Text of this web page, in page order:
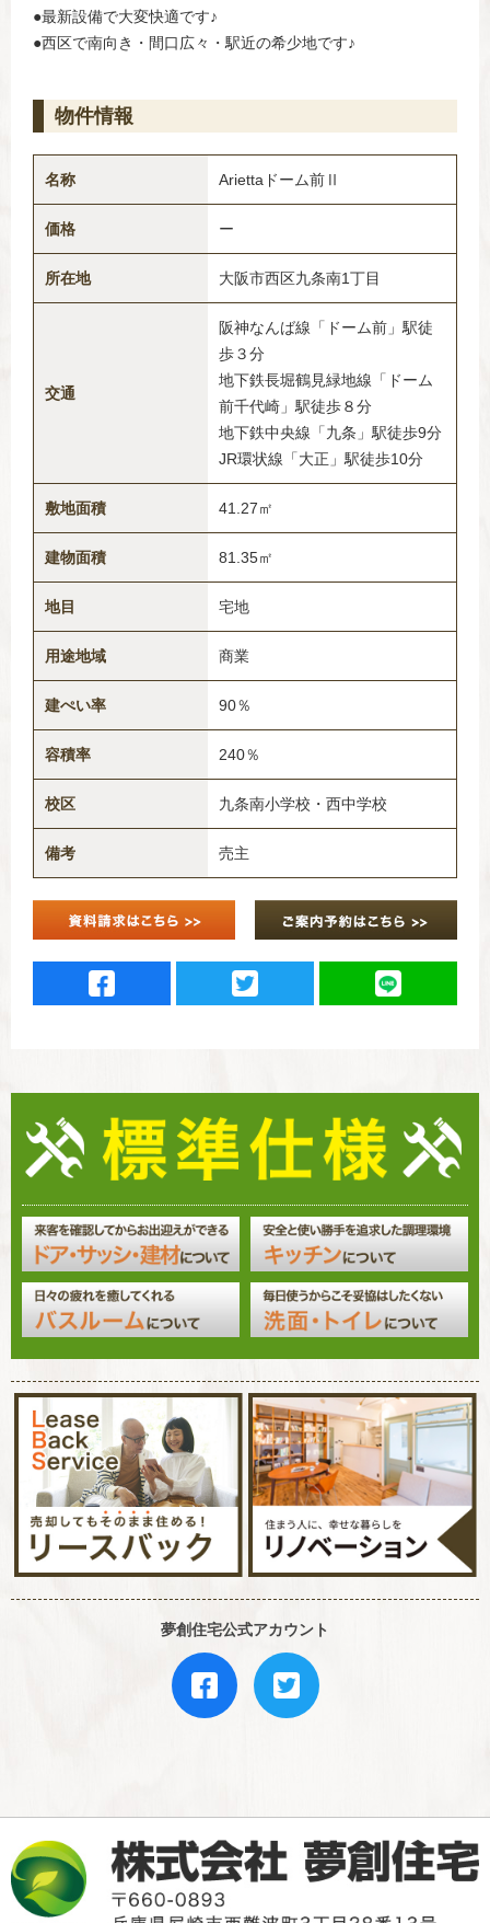
●最新設備で大変快適です♪
●西区で南向き・間口広々・駅近の希少地です♪
物件情報
名称 Ariettaドーム前Ⅱ
価格 ー
所在地 大阪市西区九条南1丁目
交通
阪神なんば線「ドーム前」駅徒
歩３分
地下鉄長堀鶴見緑地線「ドーム
前千代崎」駅徒歩８分
地下鉄中央線「九条」駅徒歩9分
JR環状線「大正」駅徒歩10分
敷地面積 41.27㎡
建物面積 81.35㎡
地目 宅地
用途地域 商業
建ぺい率 90％
容積率 240％
校区 九条南小学校・西中学校
備考 売主
夢創住宅公式アカウント